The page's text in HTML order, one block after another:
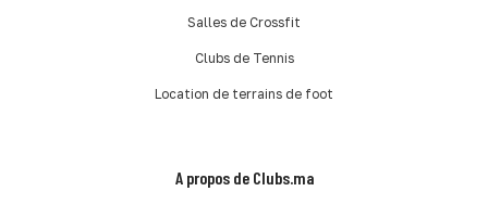
Salles de Crossfit
Clubs de Tennis
Location de terrains de foot
A propos de Clubs.ma